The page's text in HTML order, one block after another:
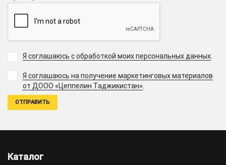
Я соглашаюсь с обработкой моих персональных данных.
Я соглашаюсь на получение маркетинговых материалов
от ДООО «Цеппелин Таджикистан».
Каталог